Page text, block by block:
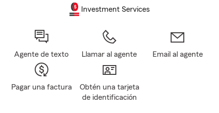
Investment Services
Agente de texto Llamar al agente Email al agente
Pagar una factura
Obtén una tarjeta
de identificación